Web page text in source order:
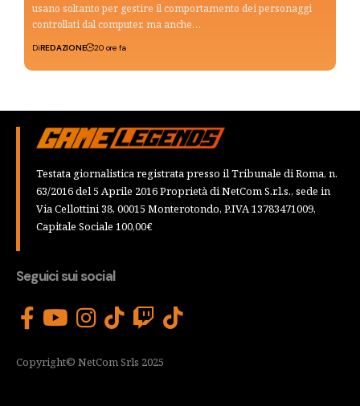
usano soltanto per gestire il comportamento dei personaggi
controllati dal computer, ma anche…
DiREDAZIONE 20 ore fa
Testata giornalistica registrata presso il Tribunale di Roma, n.
63/2016 del 5 Aprile 2016 Proprietà di NetCom S.r.l.s., sede in
Via Cellottini 38, 00015 Monterotondo, P.IVA 13783471009,
Capitale Sociale 100,00€
Seguici sui social
Copyright© NetCom Srls 2025